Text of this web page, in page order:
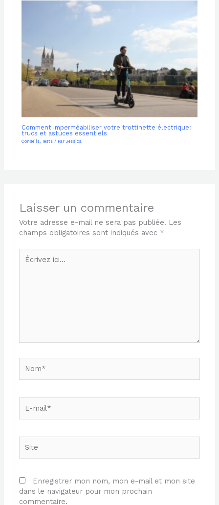
Comment imperméabiliser votre trottinette électrique:
trucs et astuces essentiels
Conseils,Tests / ParJessica
Laisser un commentaire
Votre adresse e-mail ne sera pas publiée. Les
champs obligatoires sont indiqués avec *
Écrivez
ici…
mail*
Enregistrer mon nom, mon e-mail et mon site
dans le navigateur pour mon prochain
commentaire.